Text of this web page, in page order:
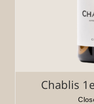
Chablis